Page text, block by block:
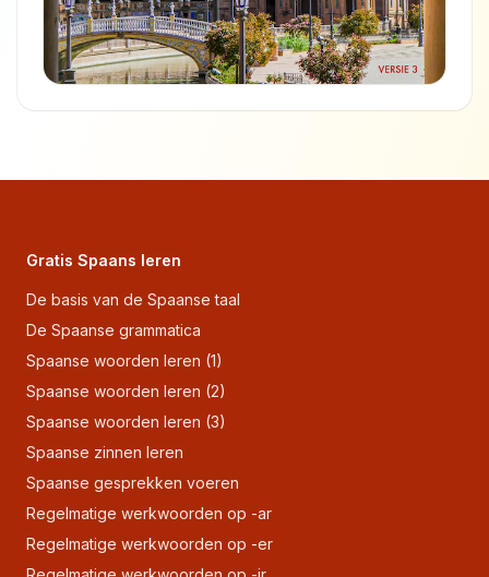
Gratis Spaans leren
De basis van de Spaanse taal
De Spaanse grammatica
Spaanse woorden leren (1)
Spaanse woorden leren (2)
Spaanse woorden leren (3)
Spaanse zinnen leren
Spaanse gesprekken voeren
Regelmatige werkwoorden op -ar
Regelmatige werkwoorden op -er